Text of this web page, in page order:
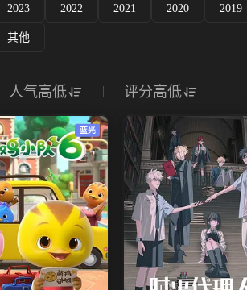
2023 2022 2021 2020 2019
其他
人气高低 评分高低
蓝光